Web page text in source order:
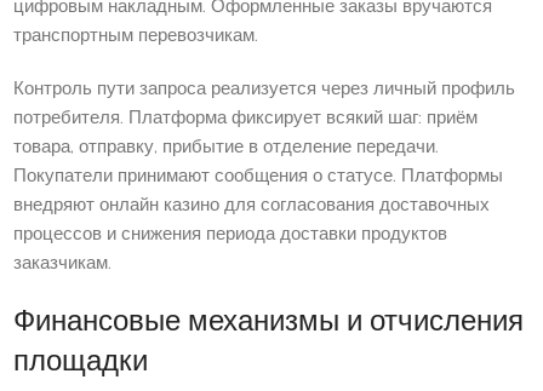
цифровым накладным. Оформленные заказы вручаются
транспортным перевозчикам.
Контроль пути запроса реализуется через личный профиль
потребителя. Платформа фиксирует всякий шаг: приём
товара, отправку, прибытие в отделение передачи.
Покупатели принимают сообщения о статусе. Платформы
внедряют онлайн казино для согласования доставочных
процессов и снижения периода доставки продуктов
заказчикам.
Финансовые механизмы и отчисления
площадки